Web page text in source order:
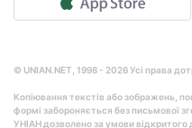
© UNIAN.NET, 1998 - 2026 Усі права
Копіювання текстів або зображень,
формі забороняється без письмової
УНІАН дозволено за умови